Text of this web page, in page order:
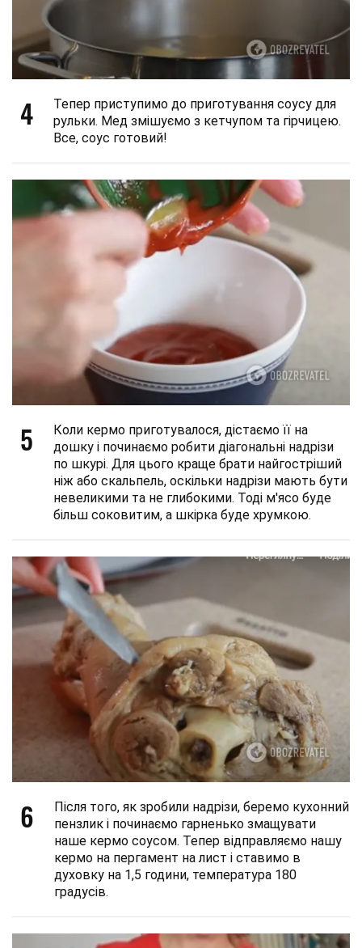
4
Тепер приступимо до приготування соусу для
рульки. Мед змішуємо з кетчупом та гірчицею.
Все, соус готовий!
5
Коли кермо приготувалося, дістаємо її на
дошку і починаємо робити діагональні надрізи
по шкурі. Для цього краще брати найгостріший
ніж або скальпель, оскільки надрізи мають бути
невеликими та не глибокими. Тоді м'ясо буде
більш соковитим, а шкірка буде хрумкою.
6
Після того, як зробили надрізи, беремо кухонний
пензлик і починаємо гарненько змащувати
наше кермо соусом. Тепер відправляємо нашу
кермо на пергамент на лист і ставимо в
духовку на 1,5 години, температура 180
градусів.